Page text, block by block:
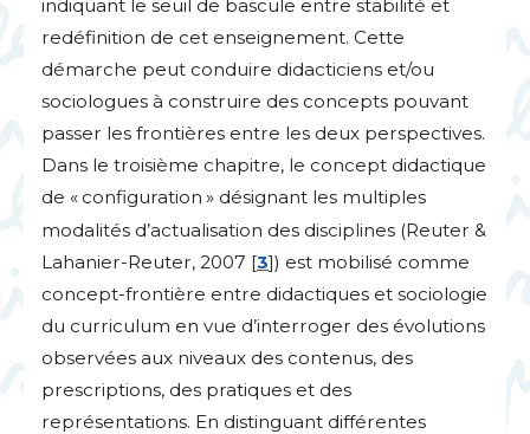
indiquant le seuil de bascule entre stabilité et
redéfinition de cet enseignement. Cette
démarche peut conduire didacticiens et/ou
sociologues à construire des concepts pouvant
passer les frontières entre les deux perspectives.
Dans le troisième chapitre, le concept didactique
de « configuration » désignant les multiples
modalités d’actualisation des disciplines (Reuter &
Lahanier-Reuter, 2007 [3]) est mobilisé comme
concept-frontière entre didactiques et sociologie
du curriculum en vue d’interroger des évolutions
observées aux niveaux des contenus, des
prescriptions, des pratiques et des
représentations. En distinguant différentes